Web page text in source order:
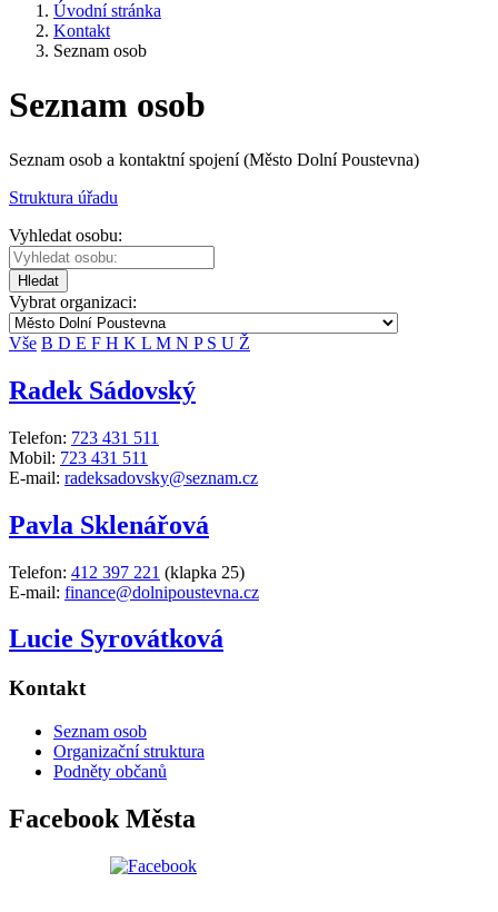
Úvodní stránka
Kontakt
Seznam osob
Seznam osob
Seznam osob a kontaktní spojení (Město Dolní Poustevna)
Struktura úřadu
Vyhledat osobu:
Hledat
Vybrat organizaci:
Vše B D E F H K L M N P S U Ž
Radek Sádovský
Telefon: 723 431 511
Mobil: 723 431 511
E-mail: radeksadovsky@seznam.cz
Pavla Sklenářová
Telefon: 412 397 221 (klapka 25)
E-mail: finance@dolnipoustevna.cz
Lucie Syrovátková
Kontakt
Seznam osob
Organizační struktura
Podněty občanů
Facebook Města